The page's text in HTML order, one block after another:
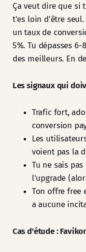
Ça veut dire que si
t'es loin d'être
un taux de
5%. Tu dépasses
des meilleurs. En
Les signaux qui
Trafic fort,
conversion
Les
voient pas la
Tu ne sais
l'upgrade
Ton offre free
a aucune
Cas d'étude :